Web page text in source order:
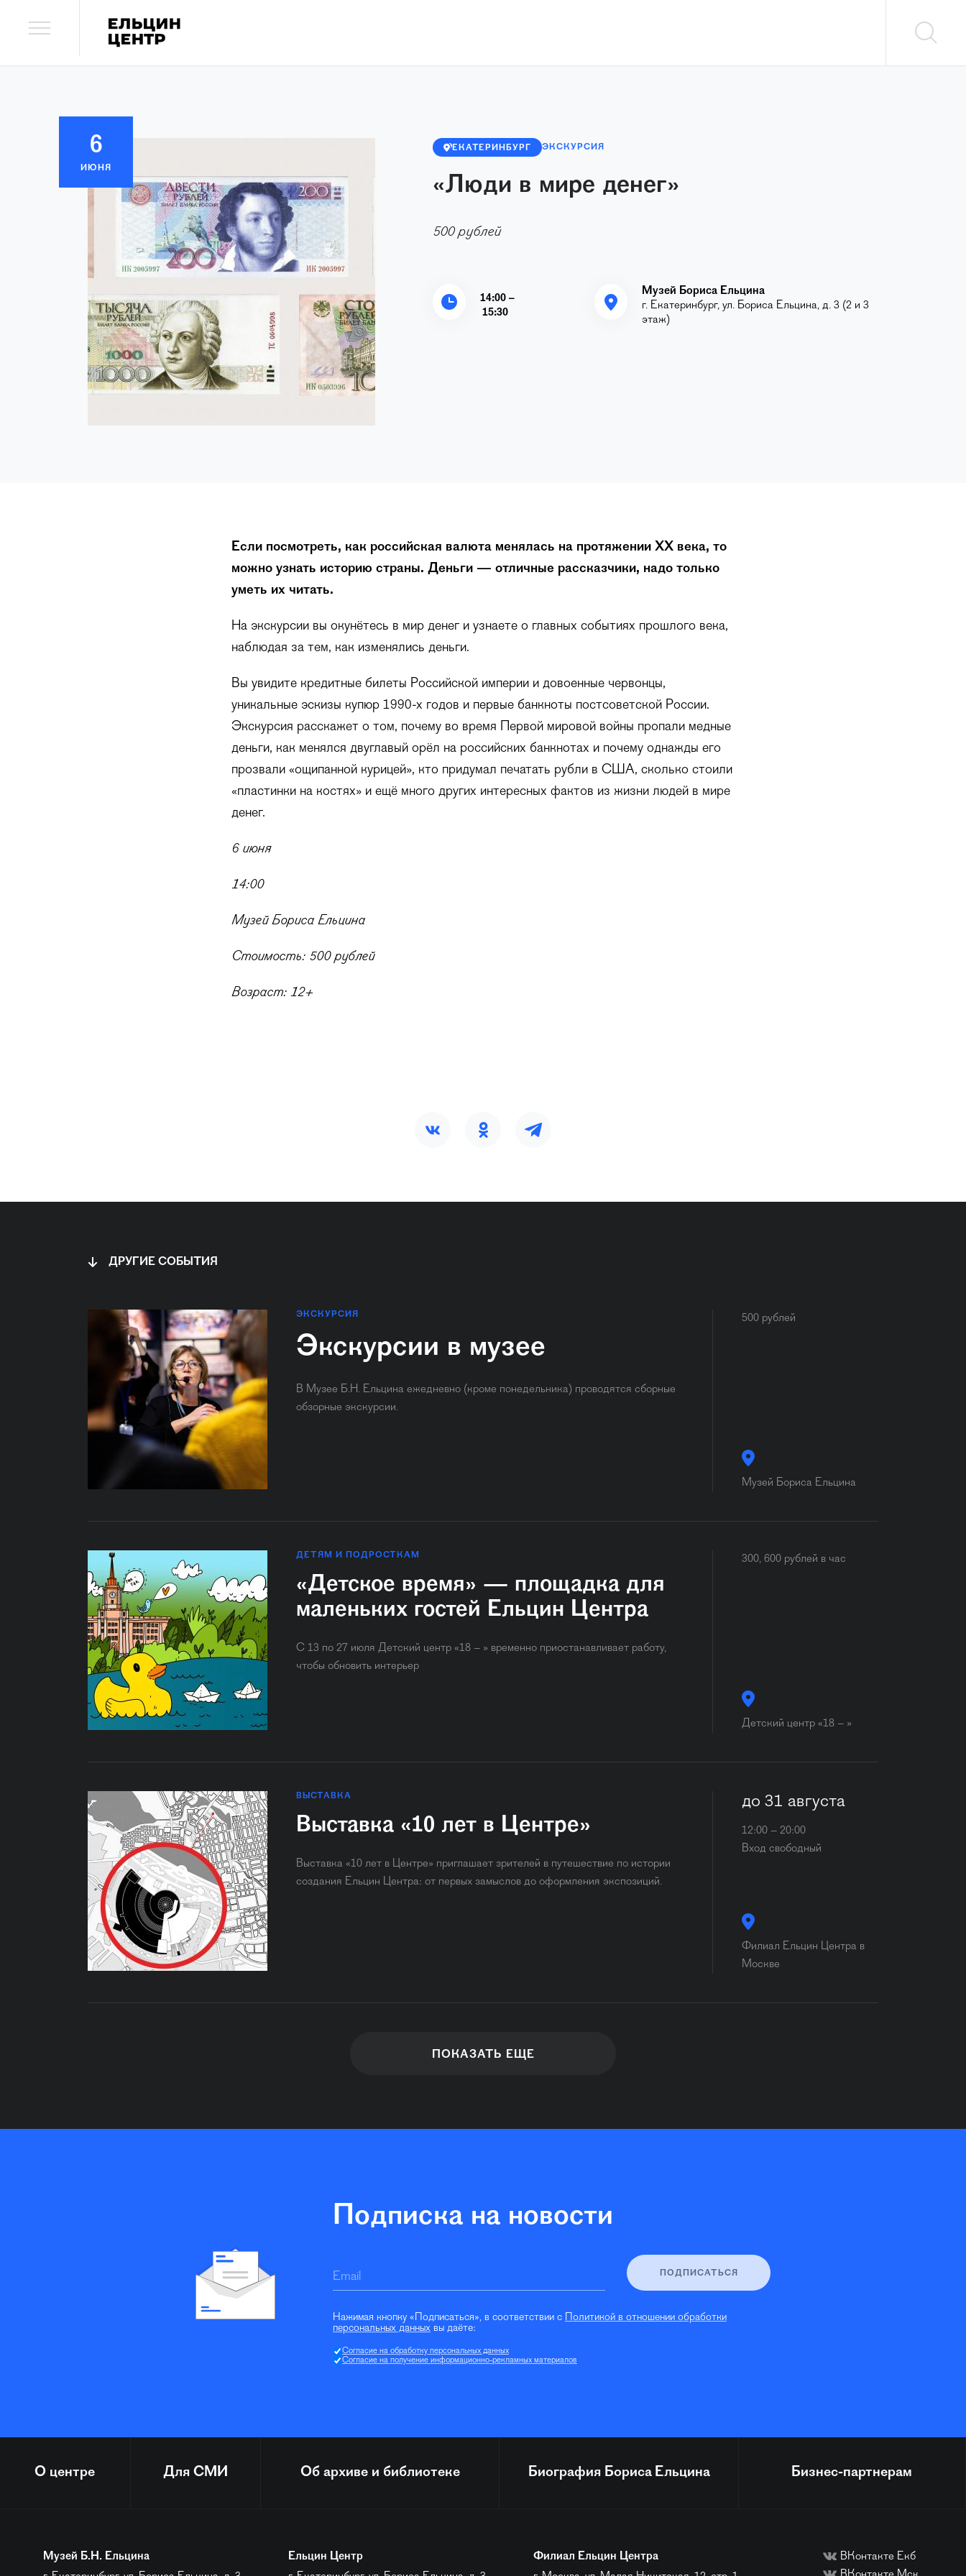
6
ИЮНЯ
ЕКАТЕРИНБУРГ ЭКСКУРСИЯ
«Люди в мире денег»
500 рублей
14:00 –
15:30
Музей Бориса Ельцина
г. Екатеринбург, ул. Бориса Ельцина, д. 3 (2 и 3
этаж)
Если посмотреть, как российская валюта менялась на протяжении XX века, то
можно узнать историю страны. Деньги — отличные рассказчики, надо только
уметь их читать.
На экскурсии вы окунётесь в мир денег и узнаете о главных событиях прошлого века,
наблюдая за тем, как изменялись деньги.
Вы увидите кредитные билеты Российской империи и довоенные червонцы,
уникальные эскизы купюр 1990-х годов и первые банкноты постсоветской России.
Экскурсия расскажет о том, почему во время Первой мировой войны пропали медные
деньги, как менялся двуглавый орёл на российских банкнотах и почему однажды его
прозвали «ощипанной курицей», кто придумал печатать рубли в США, сколько стоили
«пластинки на костях» и ещё много других интересных фактов из жизни людей в мире
денег.
6 июня
14:00
Музей Бориса Ельцина
Стоимость: 500 рублей
Возраст: 12+
ДРУГИЕ СОБЫТИЯ
ЭКСКУРСИЯ
Экскурсии в музее
В Музее Б.Н. Ельцина ежедневно (кроме понедельника) ​проводятся сборные
обзорные экскурсии.
500 рублей
Музей Бориса Ельцина
ДЕТЯМ И ПОДРОСТКАМ
«Детское время» — площадка для
маленьких гостей Ельцин Центра
С 13 по 27 июля Детский центр «18 – » временно приостанавливает работу,
чтобы обновить интерьер
300, 600 рублей в час
Детский центр «18 – »
ВЫСТАВКА
Выставка «10 лет в Центре»
Выставка «10 лет в Центре» приглашает зрителей в путешествие по истории
создания Ельцин Центра: от первых замыслов до оформления экспозиций.
до 31 августа
12:00 – 20:00
Вход свободный
Филиал Ельцин Центра в
Москве
ПОКАЗАТЬ ЕЩЕ
Подписка на новости
Email ПОДПИСАТЬСЯ
Нажимая кнопку «Подписаться», в соответствии с Политикой в отношении обработки
персональных данных вы даёте:
Согласие на обработку персональных данных
Согласие на получение информационно-рекламных материалов
О центре Для СМИ Об архиве и библиотеке БиографияБориса Ельцина Бизнес-партнерам
Музей Б.Н. Ельцина
Ельцин Центр
Филиал Ельцин Центра
ВКонтакте Екб